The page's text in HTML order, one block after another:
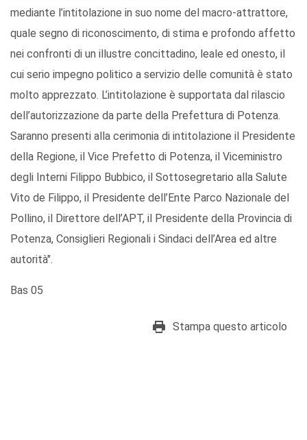
mediante l’intitolazione in suo nome del macro-attrattore,
quale segno di riconoscimento, di stima e profondo affetto
nei confronti di un illustre concittadino, leale ed onesto, il
cui serio impegno politico a servizio delle comunità è stato
molto apprezzato. L’intitolazione è supportata dal rilascio
dell’autorizzazione da parte della Prefettura di Potenza.
Saranno presenti alla cerimonia di intitolazione il Presidente
della Regione, il Vice Prefetto di Potenza, il Viceministro
degli Interni Filippo Bubbico, il Sottosegretario alla Salute
Vito de Filippo, il Presidente dell’Ente Parco Nazionale del
Pollino, il Direttore dell’APT, il Presidente della Provincia di
Potenza, Consiglieri Regionali i Sindaci dell’Area ed altre
autorità".
Bas 05
Stampa questo articolo